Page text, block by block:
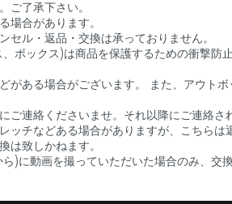
ご了承下さい。
場合があります。
セル・返品・交換は承っておりません。
ボックス)は商品を保護するための衝撃防
がある場合がございます。 また、アウト
ご連絡くださいませ。それ以降にご連絡さ
ッチなどある場合がありますが、こちらは
は致しかねます。
)に動画を撮っていただいた場合のみ、交